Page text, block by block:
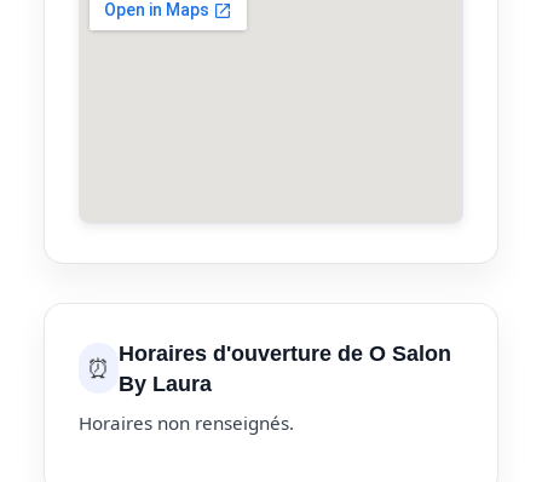
⏰ Horaires d'ouverture de O Salon
By Laura
Horaires non renseignés.